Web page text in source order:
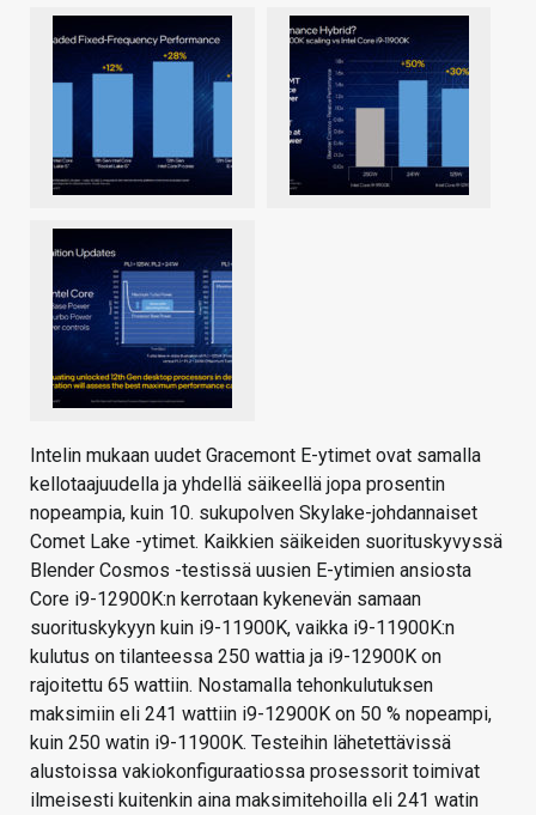
Intelin mukaan uudet Gracemont E-ytimet ovat samalla
kellotaajuudella ja yhdellä säikeellä jopa prosentin
nopeampia, kuin 10. sukupolven Skylake-johdannaiset
Comet Lake -ytimet. Kaikkien säikeiden suorituskyvyssä
Blender Cosmos -testissä uusien E-ytimien ansiosta
Core i9-12900K:n kerrotaan kykenevän samaan
suorituskykyyn kuin i9-11900K, vaikka i9-11900K:n
kulutus on tilanteessa 250 wattia ja i9-12900K on
rajoitettu 65 wattiin. Nostamalla tehonkulutuksen
maksimiin eli 241 wattiin i9-12900K on 50 % nopeampi,
kuin 250 watin i9-11900K. Testeihin lähetettävissä
alustoissa vakiokonfiguraatiossa prosessorit toimivat
ilmeisesti kuitenkin aina maksimitehoilla eli 241 watin